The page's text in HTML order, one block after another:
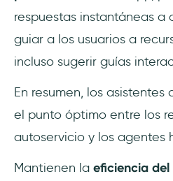
respuestas instantáneas a
guiar a los usuarios a
incluso sugerir guías
En resumen, los asistentes
el punto óptimo entre los
autoservicio y los agentes
Mantienen la eficiencia